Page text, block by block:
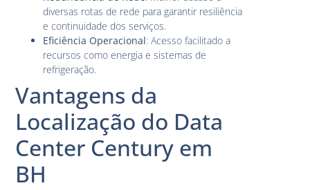
diversas rotas de rede para garantir resiliência
e continuidade dos serviços.
Eficiência Operacional: Acesso facilitado a
recursos como energia e sistemas de
refrigeração.
Vantagens da
Localização do Data
Center Century em
BH